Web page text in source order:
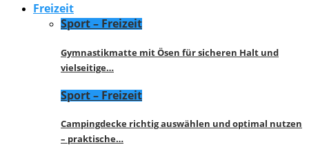
Freizeit
Sport – Freizeit
Gymnastikmatte mit Ösen für sicheren Halt und
vielseitige…
Sport – Freizeit
Campingdecke richtig auswählen und optimal nutzen
– praktische…